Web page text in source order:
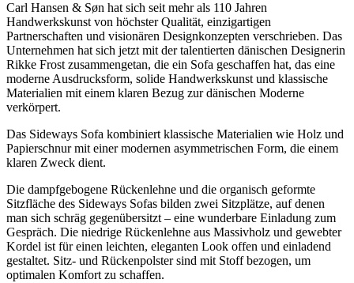
Carl Hansen & Søn hat sich seit mehr als 110 Jahren
Handwerkskunst von höchster Qualität, einzigartigen
Partnerschaften und visionären Designkonzepten verschrieben. Das
Unternehmen hat sich jetzt mit der talentierten dänischen Designerin
Rikke Frost zusammengetan, die ein Sofa geschaffen hat, das eine
moderne Ausdrucksform, solide Handwerkskunst und klassische
Materialien mit einem klaren Bezug zur dänischen Moderne
verkörpert.
Das Sideways Sofa kombiniert klassische Materialien wie Holz und
Papierschnur mit einer modernen asymmetrischen Form, die einem
klaren Zweck dient.
Die dampfgebogene Rückenlehne und die organisch geformte
Sitzfläche des Sideways Sofas bilden zwei Sitzplätze, auf denen
man sich schräg gegenübersitzt – eine wunderbare Einladung zum
Gespräch. Die niedrige Rückenlehne aus Massivholz und gewebter
Kordel ist für einen leichten, eleganten Look offen und einladend
gestaltet. Sitz- und Rückenpolster sind mit Stoff bezogen, um
optimalen Komfort zu schaffen.